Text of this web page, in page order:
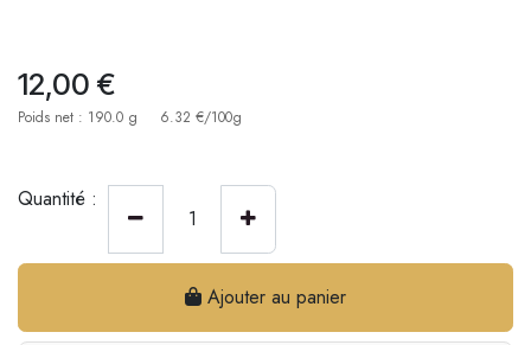
12,00 €
Poids net : 190.0 g 6.32 €/100g
Quantité :
Ajouter au panier